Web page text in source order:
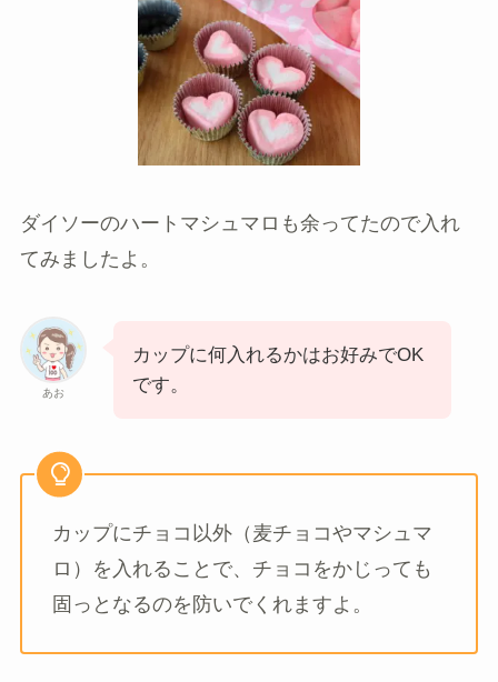
ダイソーのハートマシュマロも余ってたので入れ
てみましたよ。
あお
カップに何入れるかはお好みでOK
です。
カップにチョコ以外（麦チョコやマシュマ
ロ）を入れることで、チョコをかじっても
固っとなるのを防いでくれますよ。